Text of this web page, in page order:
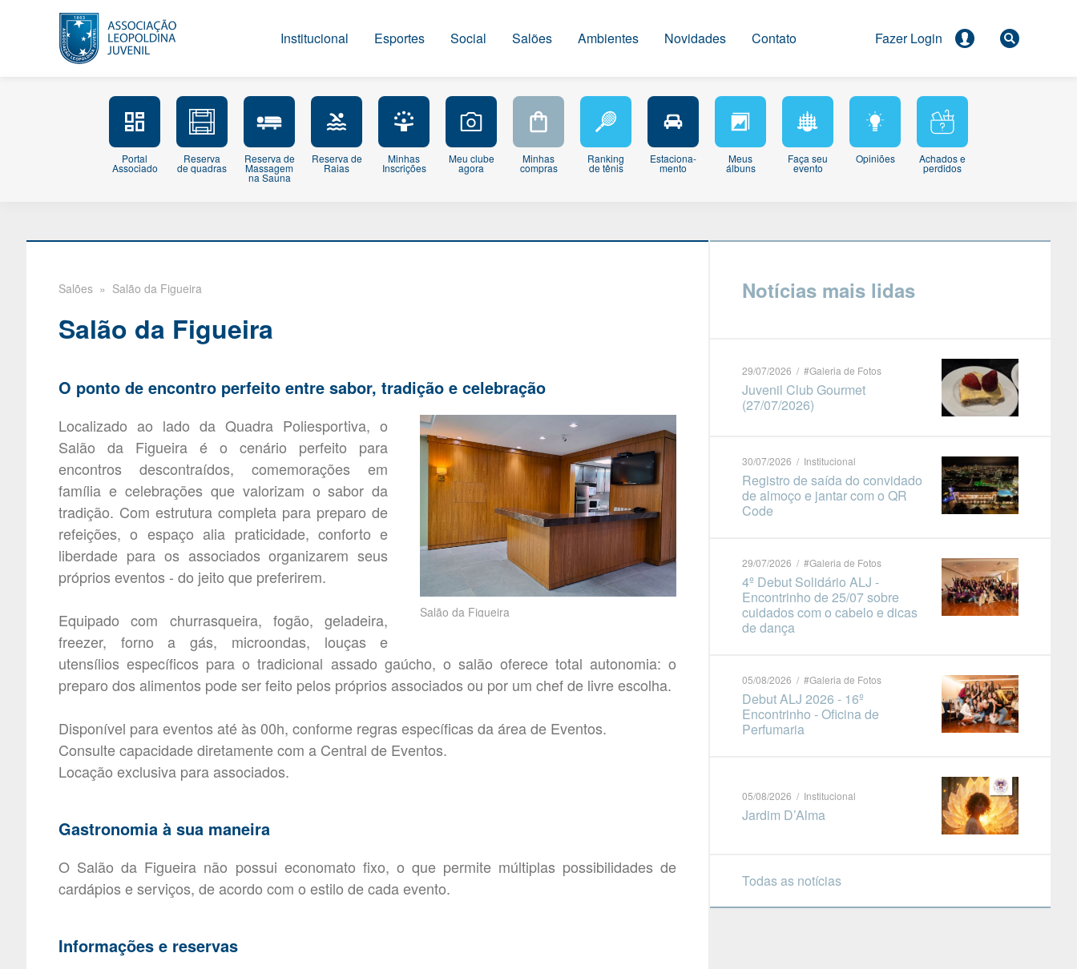
Institucional Esportes Social Salões Ambientes Novidades Contato
Portal
Associado
Reserva
de quadras
Reserva de
Massagem
na Sauna
Reserva de
Raias
Minhas
Inscrições
Meu clube
agora
Minhas
compras
Ranking
de tênis
Estaciona-
mento
Meus
álbuns
Faça seu
evento
Opiniões Achados e
perdidos
Salões » Salão da Figueira
Salão da Figueira
O ponto de encontro perfeito entre sabor, tradição e celebração
Salão da Figueira
Localizado ao lado da Quadra Poliesportiva, o
Salão da Figueira é o cenário perfeito para
encontros descontraídos, comemorações em
família e celebrações que valorizam o sabor da
tradição. Com estrutura completa para preparo de
refeições, o espaço alia praticidade, conforto e
liberdade para os associados organizarem seus
próprios eventos - do jeito que preferirem.
Equipado com churrasqueira, fogão, geladeira,
freezer, forno a gás, microondas, louças e
utensílios específicos para o tradicional assado gaúcho, o salão oferece total autonomia: o
preparo dos alimentos pode ser feito pelos próprios associados ou por um chef de livre escolha.
Disponível para eventos até às 00h, conforme regras específicas da área de Eventos.
Consulte capacidade diretamente com a Central de Eventos.
Locação exclusiva para associados.
Gastronomia à sua maneira
O Salão da Figueira não possui economato fixo, o que permite múltiplas possibilidades de
cardápios e serviços, de acordo com o estilo de cada evento.
Informações e reservas
Notícias mais lidas
29/07/2026 / #Galeria de Fotos
Juvenil Club Gourmet
(27/07/2026)
30/07/2026 / Institucional
Registro de saída do convidado
de almoço e jantar com o QR
Code
29/07/2026 / #Galeria de Fotos
4º Debut Solidário ALJ -
Encontrinho de 25/07 sobre
cuidados com o cabelo e dicas
de dança
05/08/2026 / #Galeria de Fotos
Debut ALJ 2026 - 16º
Encontrinho - Oficina de
Perfumaria
05/08/2026 / Institucional
Jardim D’Alma
Todas as notícias